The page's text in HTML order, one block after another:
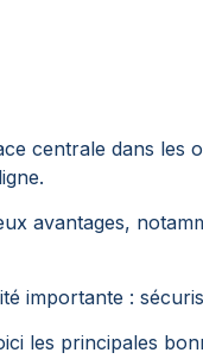
centrale dans
avantages,
importante :
les principales